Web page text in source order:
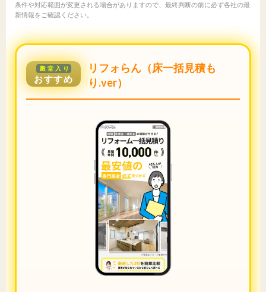
条件や対応範囲が変更される場合がありますので、最終判断の前に必ず各社の最
新情報をご確認ください。
殿堂入り
おすすめ
リフォらん（床一括見積も
り.ver）